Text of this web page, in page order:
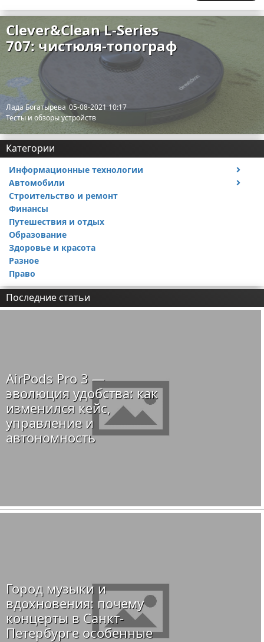
Clever&Clean L-Series
707: чистюля-топограф
Лада Богатырева 05-08-2021 10:17
Тесты и обзоры устройств
Категории
Информационные технологии
Тесты и обзоры устройств
Автомобили
Ремонт авто
Строительство и ремонт
Финансы
Путешествия и отдых
Образование
Здоровье и красота
Разное
Право
Последние статьи
AirPods Pro 3 —
эволюция удобства: как
изменился кейс,
управление и
автономность
Город музыки и
вдохновения: почему
концерты в Санкт-
Петербурге особенные